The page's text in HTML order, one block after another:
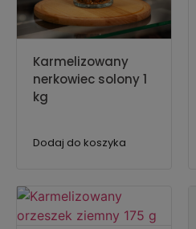
Karmelizowany
nerkowiec solony 1
kg
Dodaj do koszyka